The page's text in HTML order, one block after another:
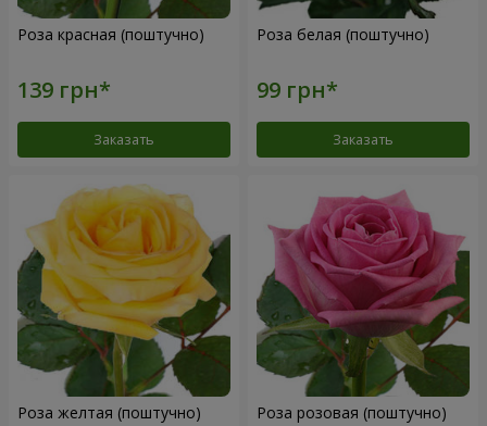
Роза красная (поштучно)
Заказать
Роза белая (поштучно)
Заказать
Роза желтая (поштучно) Роза розовая (поштучно)